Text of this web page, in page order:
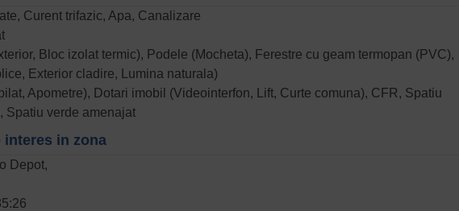
Curent trifazic, Apa, Canalizare
Bloc izolat termic), Podele (Mocheta), Ferestre cu geam termopan (PVC),
Exterior cladire, Lumina naturala)
Apometre), Dotari imobil (Videointerfon, Lift, Curte comuna), CFR, Spatiu
Spatiu verde amenajat
interes in zona
Depot,